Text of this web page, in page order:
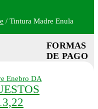
/ Tintura Madre Enula
Enebro DA
FORMAS
DE PAGO